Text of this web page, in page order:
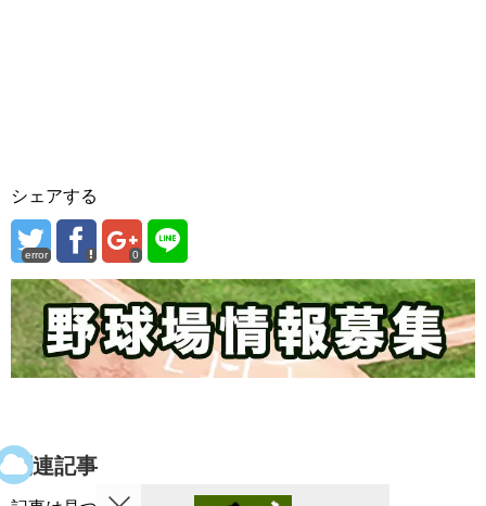
シェアする
error 0
関連記事